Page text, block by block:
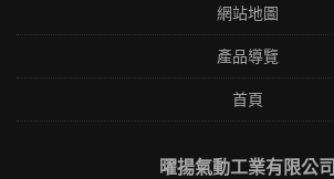
網站地圖
產品導覽
首頁
曜揚氣動工業有限公司